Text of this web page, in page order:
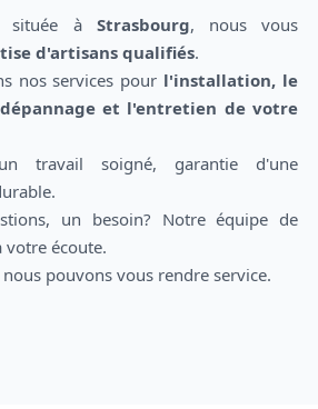
située à Strasbourg, nous vous
d'artisans qualifiés.
nos services pour l'installation, le
et l'entretien de votre
travail soigné, garantie d'une
un besoin? Notre équipe de
votre écoute.
pouvons vous rendre service.